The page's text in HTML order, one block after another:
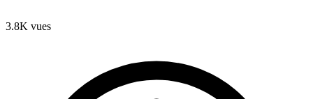
3.8K vues